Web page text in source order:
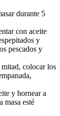
durante 5
con aceite
y
pescados y
colocar los
y hornear a
masa esté